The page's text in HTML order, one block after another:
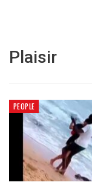
Plaisir
PEOPLE